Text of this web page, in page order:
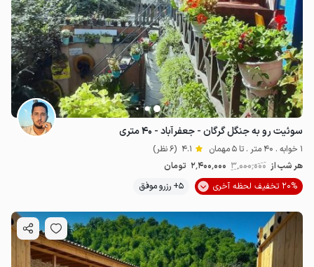
سوئیت رو به جنگل گرگان - جعفرآباد - ۴۰ متری
1 خوابه . 40 متر . تا 5 مهمان 4.1 (6 نظر)
هر شب از 3٬000٬000 2٬400٬000 تومان
20% تخفیف لحظه آخری
5+ رزرو موفق